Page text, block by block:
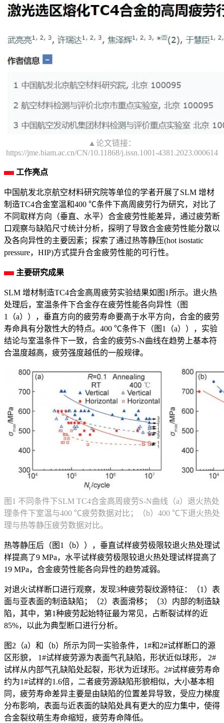
▲论文链接：
https://jme.biam.ac.cn/CN/10.11868/j.issn.1001-4381.2023.000614
工作亮点
中国航发北京航空材料研究院等单位的学者开展了SLM 增材
制造TC4合金室温和400 ℃条件下高周疲劳行为研究，对比了
不同取样方向（垂直、水平）合金疲劳性能差异，通过疲劳断
口观察与缺陷尺寸统计分析，探明了导致合金疲劳性能分散以
及各向异性的主要因素；探索了通过热等静压(hot isostatic
pressure，HIP)方式提升合金疲劳性能的可行性。
主要研究成果
SLM 增材制造TC4合金高周疲劳实验结果如图1所示。退火热
处理后，室温条件下合金存在疲劳性能各向异性（图
1（a）），垂直方向的疲劳寿命要高于水平方向，合金的疲劳
寿命具有分散性大的特点。400 ℃条件下（图1（a）），实验
结论与室温条件下一致，合金的疲劳S-N曲线在趋势上基本符
合温度越高，疲劳强度越低的一般规律。
图1 不同条件下SLM TC4合金高周疲劳S-N曲线（a）退火热处
理条件下室温与400 ℃疲劳数据对比；（b）400 ℃下退火热处
理与热等静压疲劳数据对比。
热等静压后（图1（b）），垂直试样疲劳极限较退火热处理试
样提高了9 MPa，水平试样疲劳极限较退火热处理试样提高了
19 MPa，合金疲劳性能各向异性的趋势减弱。
对退火试样断口进行观察，发现3种疲劳裂纹源特征：（1）表
面与亚表面的制造缺陷；（2）表面滑移；（3）内部的制造缺
陷，其中，第1种疲劳起始特征最为常见，占断裂试样的近
85%，以此为典型断口进行分析。
图2（a）和（b）所示为同一实验条件，1#和2#试样断口的源
区形貌， 1#试样疲劳源为表面气孔缺陷，形状近似球形， 2#
试样从内部气孔缺陷处起裂，形状为近球形。2#试样疲劳寿命
约为1#试样的1.6倍，二者疲劳源缺陷形貌相似，大小基本相
同，疲劳寿命差异主要是由缺陷的位置差异导致，受应力梯度
分布影响，表面与近表面的缺陷处具有更大的应力集中，使得
合金裂纹萌生寿命缩短，疲劳寿命降低。